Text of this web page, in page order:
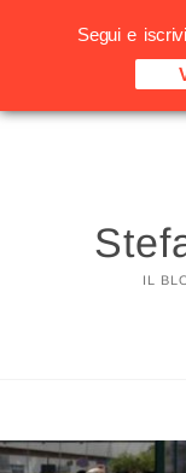
Vai
IL
Segui e